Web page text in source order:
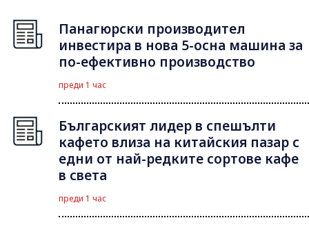
Панагюрски производител
инвестира в нова 5-осна машина за
по-ефективно производство
преди 1 час
Българският лидер в спешълти
кафето влиза на китайския пазар с
едни от най-редките сортове кафе
в света
преди 1 час